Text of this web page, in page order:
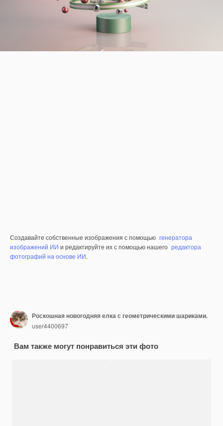
Создавайте собственные изображения с помощью генератора
изображений ИИ и редактируйте их с помощью нашего редактора
фотографий на основе ИИ.
Роскошная новогодняя елка с геометрическими шариками.
user4400697
Вам также могут понравиться эти фото